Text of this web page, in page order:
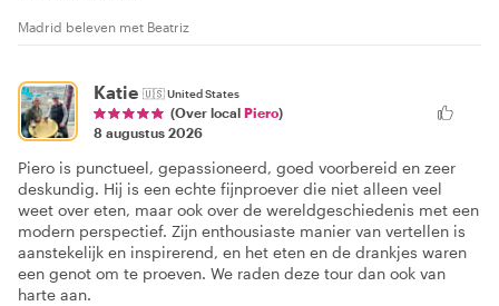
Madrid beleven met Beatriz
Katie 🇺🇸United States
(Over local Piero)
8 augustus 2026
Piero is punctueel, gepassioneerd, goed voorbereid en zeer
deskundig. Hij is een echte fijnproever die niet alleen veel
weet over eten, maar ook over de wereldgeschiedenis met een
modern perspectief. Zijn enthousiaste manier van vertellen is
aanstekelijk en inspirerend, en het eten en de drankjes waren
een genot om te proeven. We raden deze tour dan ook van
harte aan.